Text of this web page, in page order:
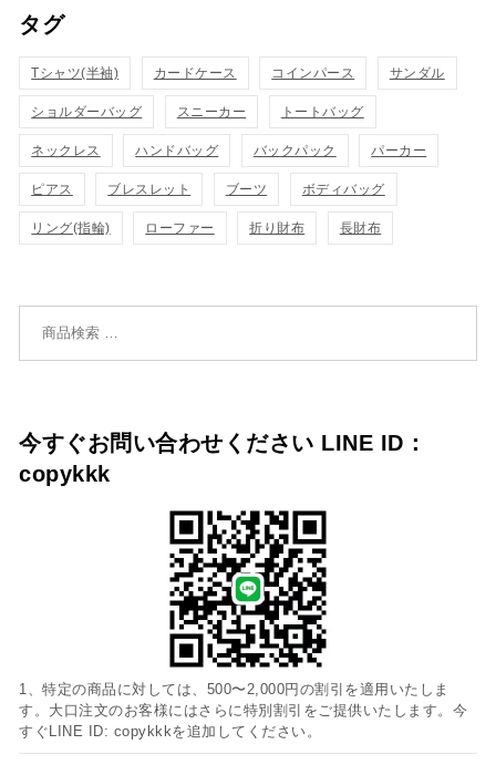
タグ
Tシャツ(半袖) カードケース コインパース サンダル
ショルダーバッグ スニーカー トートバッグ
ネックレス ハンドバッグ バックパック パーカー
ピアス ブレスレット ブーツ ボディバッグ
リング(指輪) ローファー 折り財布 長財布
今すぐお問い合わせください LINE ID：
copykkk
1、特定の商品に対しては、500〜2,000円の割引を適用いたしま
す。大口注文のお客様にはさらに特別割引をご提供いたします。今
すぐLINE ID: copykkkを追加してください。